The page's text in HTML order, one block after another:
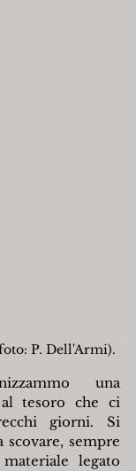
P. Dell'Armi).
una
al tesoro che ci
giorni. Si
scovare, sempre
legato